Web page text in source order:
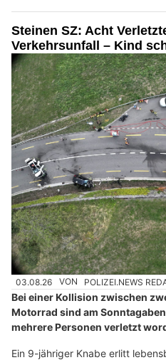
Steinen SZ: Acht
Verkehrsunfall – Kind
03.08.26 VON POLIZEI.NEWS
Bei einer Kollision zwischen
Motorrad sind am
mehrere Personen verletzt
Ein 9-jähriger Knabe erlitt